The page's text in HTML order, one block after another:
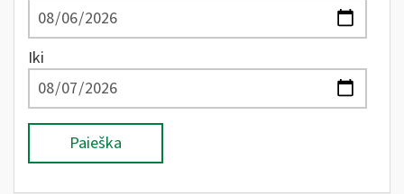
Iki
Paieška